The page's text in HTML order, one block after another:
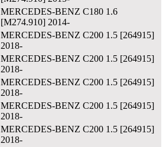
MERCEDES-BENZ C180 1.6
[M274.910] 2014-
MERCEDES-BENZ C200 1.5 [264915]
2018-
MERCEDES-BENZ C200 1.5 [264915]
2018-
MERCEDES-BENZ C200 1.5 [264915]
2018-
MERCEDES-BENZ C200 1.5 [264915]
2018-
MERCEDES-BENZ C200 1.5 [264915]
2018-